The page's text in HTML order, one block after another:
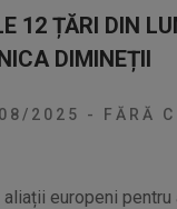
12 ȚĂRI DIN
DIMINEȚII
2025 - FĂRĂ
europeni